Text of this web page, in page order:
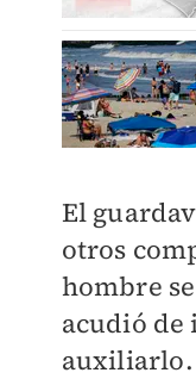
El
otros
hombre
acudió de
auxiliarlo.